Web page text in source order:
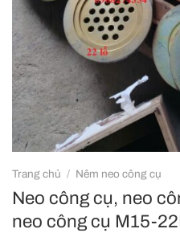
Trang chủ / Nêm neo công cụ
Neo công cụ, neo
neo công cụ M15-